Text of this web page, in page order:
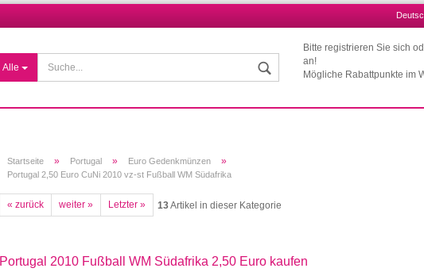
Wohnort
Alle
Bitte registrieren Sie sich
an!
Mögliche Rabattpunkte im
Startseite » Portugal » Euro Gedenkmünzen »
Portugal 2,50 Euro CuNi 2010 vz-st Fußball WM Südafrika
« zurück weiter » Letzter » 13Artikel in dieser Kategorie
Portugal 2010 Fußball WM Südafrika 2,50 Euro kaufen